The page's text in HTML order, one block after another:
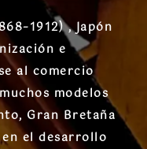
, Japón
e
al comercio
modelos
Gran Bretaña
el desarrollo